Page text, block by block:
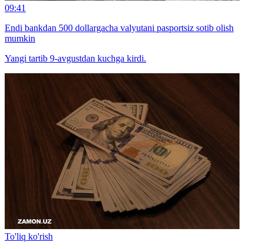
09:41
Endi bankdan 500 dollargacha valyutani pasportsiz sotib olish
mumkin
Yangi tartib 9-avgustdan kuchga kirdi.
To'liq ko'rish